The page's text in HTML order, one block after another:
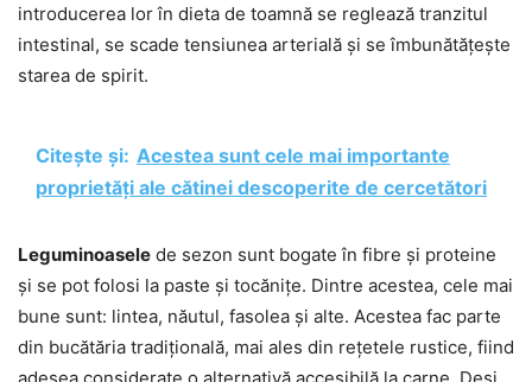
introducerea lor în dieta de toamnă se reglează tranzitul
intestinal, se scade tensiunea arterială și se îmbunătățește
starea de spirit.
Citește și: Acestea sunt cele mai importante
proprietăți ale cătinei descoperite de cercetători
Leguminoasele de sezon sunt bogate în fibre și proteine
și se pot folosi la paste și tocănițe. Dintre acestea, cele mai
bune sunt: lintea, năutul, fasolea și alte. Acestea fac parte
din bucătăria tradițională, mai ales din rețetele rustice, fiind